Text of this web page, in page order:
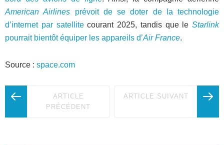
American Airlines prévoit de se doter de la technologie
d’internet par satellitecourant 2025, tandis que le Starlink
pourrait bientôt équiper les appareils d’Air France.
Source : space.com
ARTICLE
PRÉCÉDENT
ARTICLE SUIVANT